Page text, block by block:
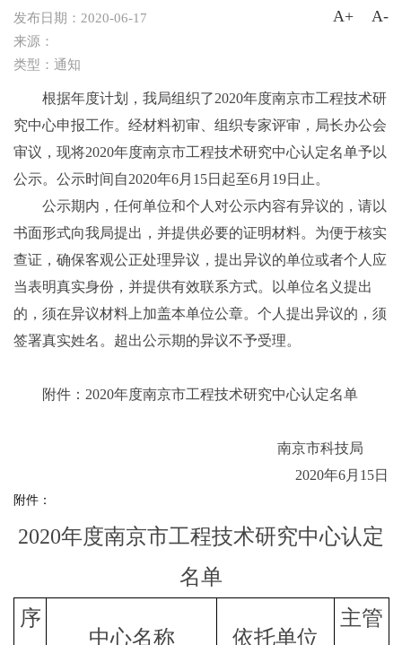
发布日期： 2020-06-17
来源：
类型： 通知
A+ A-
根据年度计划，我局组织了2020年度南京市工程技术研
究中心申报工作。经材料初审、组织专家评审，局长办公会
审议，现将2020年度南京市工程技术研究中心认定名单予以
公示。公示时间自2020年6月15日起至6月19日止。
公示期内，任何单位和个人对公示内容有异议的，请以
书面形式向我局提出，并提供必要的证明材料。为便于核实
查证，确保客观公正处理异议，提出异议的单位或者个人应
当表明真实身份，并提供有效联系方式。以单位名义提出
的，须在异议材料上加盖本单位公章。个人提出异议的，须
签署真实姓名。超出公示期的异议不予受理。
附件：2020年度南京市工程技术研究中心认定名单
南京市科技局
2020年6月15日
附件：
2020年度南京市工程技术研究中心认定
名单
序
中心名称 依托单位
主管